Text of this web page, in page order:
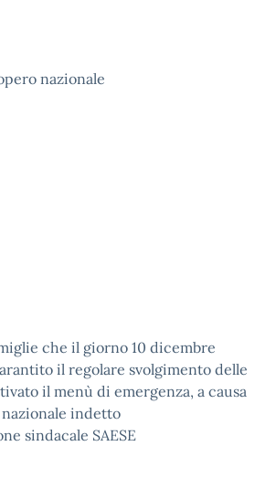
nazionale
che il giorno 10 dicembre
il regolare svolgimento delle
il menù di emergenza, a causa
indetto
sindacale SAESE